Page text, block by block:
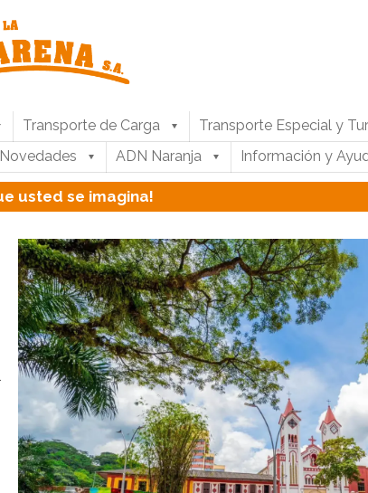
Transporte de Carga
Transporte Especial y
Novedades ADN Naranja Información y
usted se imagina!